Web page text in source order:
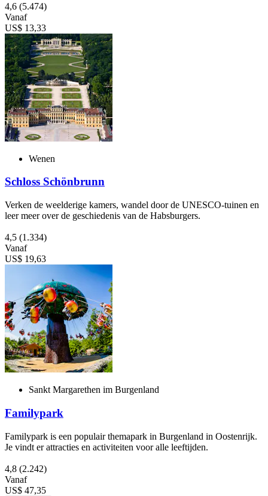
4,6 (5.474)
Vanaf
US$ 13,33
Wenen
Schloss Schönbrunn
Verken de weelderige kamers, wandel door de UNESCO-tuinen en
leer meer over de geschiedenis van de Habsburgers.
4,5 (1.334)
Vanaf
US$ 19,63
Sankt Margarethen im Burgenland
Familypark
Familypark is een populair themapark in Burgenland in Oostenrijk.
Je vindt er attracties en activiteiten voor alle leeftijden.
4,8 (2.242)
Vanaf
US$ 47,35